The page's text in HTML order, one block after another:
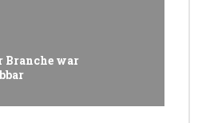
Branche war